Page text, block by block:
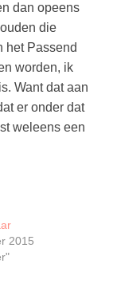
dan opeens
die
het Passend
worden, ik
Want dat aan
er onder dat
weleens een
2015